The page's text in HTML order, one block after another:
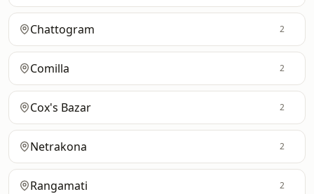
Chattogram 2
Comilla 2
Cox's Bazar 2
Netrakona 2
Rangamati 2